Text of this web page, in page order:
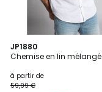
JP1880
Chemise en lin mélangé
à partir de
59,99 €
4,6
/ 5
12
Couleurs